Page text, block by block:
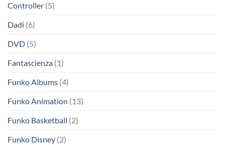
Controller (5)
Dadi (6)
DVD (5)
Fantascienza (1)
Funko Albums (4)
Funko Animation (13)
Funko Basketball (2)
Funko Disney (2)